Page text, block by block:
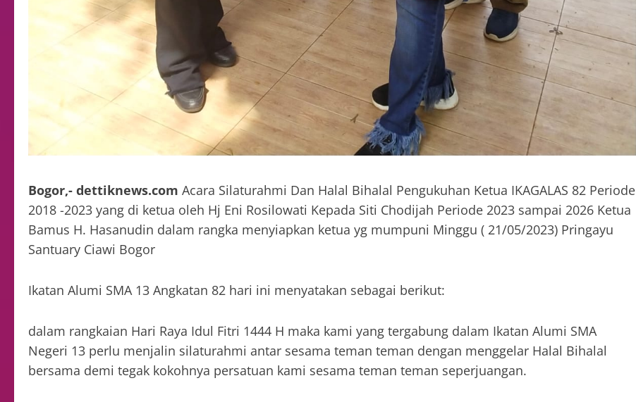
Bogor,- dettiknews.com Acara Silaturahmi Dan Halal Bihalal Pengukuhan Ketua IKAGALAS 82 Periode
2018 -2023 yang di ketua oleh Hj Eni Rosilowati Kepada Siti Chodijah Periode 2023 sampai 2026 Ketua
Bamus H. Hasanudin dalam rangka menyiapkan ketua yg mumpuni Minggu ( 21/05/2023) Pringayu
Santuary Ciawi Bogor
Ikatan Alumi SMA 13 Angkatan 82 hari ini menyatakan sebagai berikut:
dalam rangkaian Hari Raya Idul Fitri 1444 H maka kami yang tergabung dalam Ikatan Alumi SMA
Negeri 13 perlu menjalin silaturahmi antar sesama teman teman dengan menggelar Halal Bihalal
bersama demi tegak kokohnya persatuan kami sesama teman teman seperjuangan.